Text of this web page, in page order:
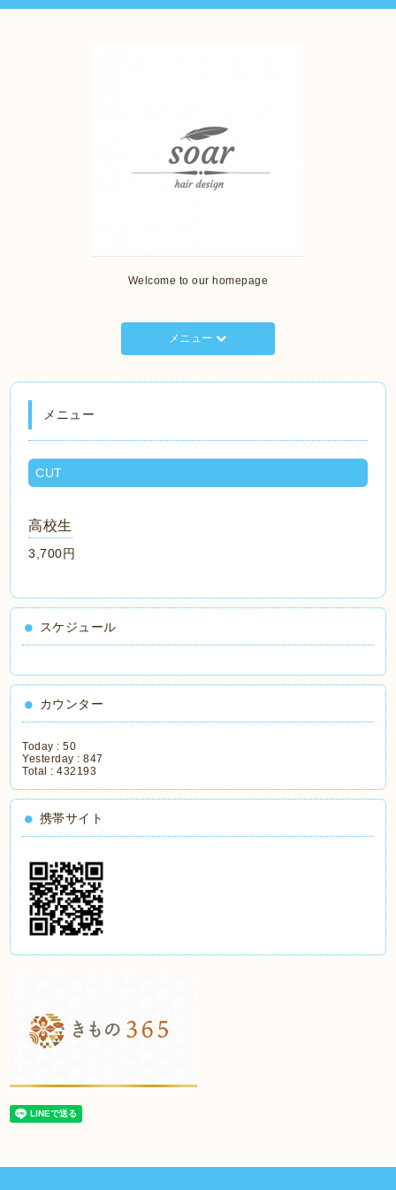
Welcome to our homepage
メニュー
メニュー
CUT
高校生
3,700円
スケジュール
カウンター
Today :50
Yesterday :847
Total :432193
携帯サイト